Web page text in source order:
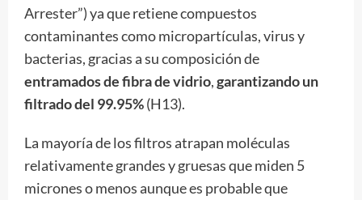
Arrester”) ya que retiene compuestos
contaminantes como micropartículas, virus y
bacterias, gracias a su composición de
entramados de fibra de vidrio,garantizando un
filtrado del 99.95%(H13).
La mayoría de los filtros atrapan moléculas
relativamente grandes y gruesas que miden 5
micrones o menos aunque es probable que